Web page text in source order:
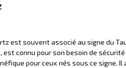
est souvent associé au signe du
est connu pour son besoin de
pour ceux nés sous ce signe.